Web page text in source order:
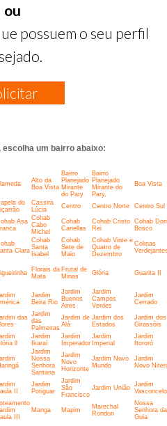
ou
possuem o seu perfil
um bairro abaixo:
Alto da
Boa Vista
Bairro
Planejado
Mirante
do Pary
Bairro
Planejado
Mirante do
Pary,
Boa Vista
do
Cassira
Lúcia
Centro Centro Norte Centro Sul
Asa Cohab
Cabo
Michel
Cohab
Canellas
Cohab Cristo
Rei
Cohab
Bosco
Clara
Cohab
Santa
Isabel
Cohab
Sete de
Maio
Cohab Vinte e
Quatro de
Dezembro
Colinas
Florais da
Mata
Frutal de
Minas
Glória Guarita II
Jardim
Beira Rio
Jardim
Buenos
Aires
Jardim
Campos
Verdes
Jardim
Cerrado
das Jardim
das
Palmeiras
Jardim de
Alá
Jardim dos
Estados
Jardim dos
Girassóis
ll
Jardim
Ikaraí
Jardim
Imperador
Jardim
Imperial
Jardim
Itororó
Jardim
Nossa
Senhora
Santana
Jardim
Novo
Horizonte
Jardim Novo
Mundo
Jardim
Novo
II
Jardim
Potiguar
Jardim
São
Francisco
Jardim União
Jardim
III
Manga Mapim
Marechal
Rondon
Nossa
Senhora da
Guia